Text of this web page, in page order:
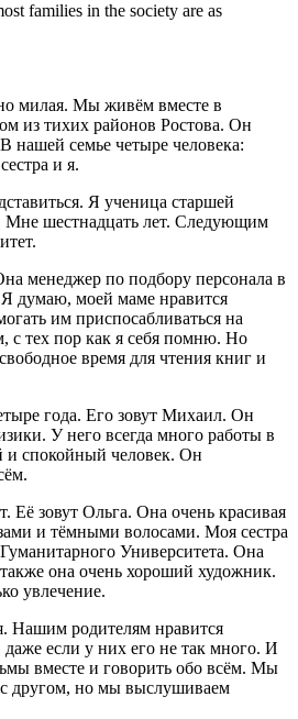
families in the society are as
милая. Мы живём вместе в
из тихих районов Ростова. Он
семье четыре человека:
и я.
Я ученица старшей
шестнадцать лет. Следующим
менеджер по подбору персонала в
думаю, моей маме нравится
им приспосабливаться на
с тех пор как я себя помню. Но
время для чтения книг и
года. Его зовут Михаил. Он
У него всегда много работы в
спокойный человек. Он
Её зовут Ольга. Она очень красивая
и тёмными волосами. Моя сестра
Университета. Она
она очень хороший художник.
увлечение.
Нашим родителям нравится
если у них его не так много. И
вместе и говорить обо всём. Мы
с другом, но мы выслушиваем